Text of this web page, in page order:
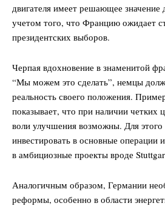
двигателя имеет решающее
учетом того, что Францию ожидает
президентских выборов.
Черпая вдохновение в знаменитой
“Мы можем это сделать”, немцы
реальность своего положения.
показывает, что при наличии четких
воли улучшения возможны. Для
инвестировать в основные операции
в амбициозные проекты вроде
Аналогичным образом, Германии
реформы, особенно в области